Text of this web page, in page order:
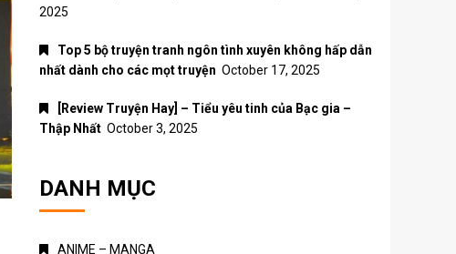
2025
Top 5 bộ truyện tranh ngôn tình xuyên không hấp dẫn
nhất dành cho các mọt truyện October 17, 2025
[Review Truyện Hay] – Tiểu yêu tinh của Bạc gia –
Thập Nhất October 3, 2025
DANH MỤC
ANIME – MANGA